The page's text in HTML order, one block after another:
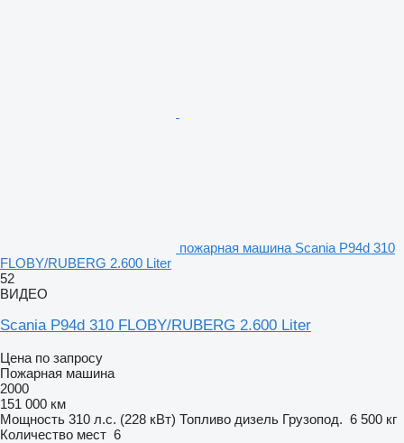
пожарная машина Scania P94d 310
FLOBY/RUBERG 2.600 Liter
52
ВИДЕО
Scania P94d 310 FLOBY/RUBERG 2.600 Liter
Цена по запросу
Пожарная машина
2000
151 000 км
Мощность 310 л.с. (228 кВт) Топливо дизель Грузопод. 6 500 кг
Количество мест 6